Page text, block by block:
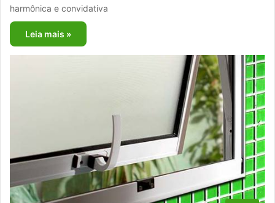
harmônica e convidativa
Leia mais »